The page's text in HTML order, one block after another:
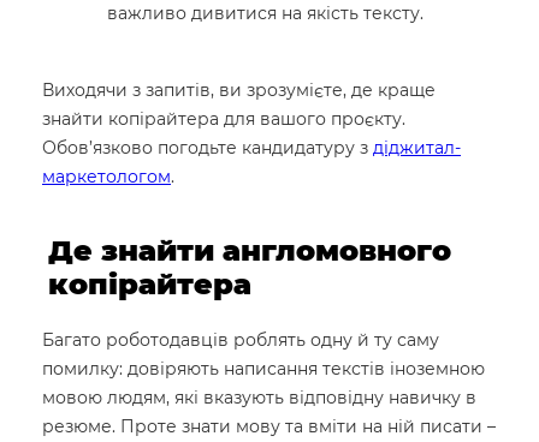
важливо дивитися на якість тексту.
Виходячи з запитів, ви зрозумієте, де краще
знайти копірайтера для вашого проєкту.
Обов’язково погодьте кандидатуру з діджитал-
маркетологом.
Де знайти англомовного
копірайтера
Багато роботодавців роблять одну й ту саму
помилку: довіряють написання текстів іноземною
мовою людям, які вказують відповідну навичку в
резюме. Проте знати мову та вміти на ній писати –